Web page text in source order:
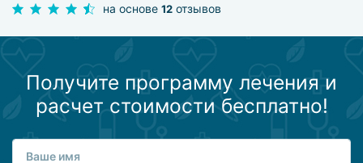
на основе 12 отзывов
Получите программу лечения и
расчет стоимости бесплатно!